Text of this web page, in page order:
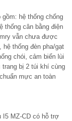
gồm: hệ thống chống
thống cân bằng điện
vẫn chưa được
hệ thống đèn pha/gạt
chói, cảm biến lùi
bị 2 túi khí cùng
mực an toàn
I5 MZ-CD có hỗ trợ